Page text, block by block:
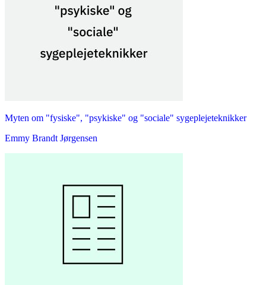
Myten om "fysiske", "psykiske" og "sociale" sygeplejeteknikker
Emmy Brandt Jørgensen